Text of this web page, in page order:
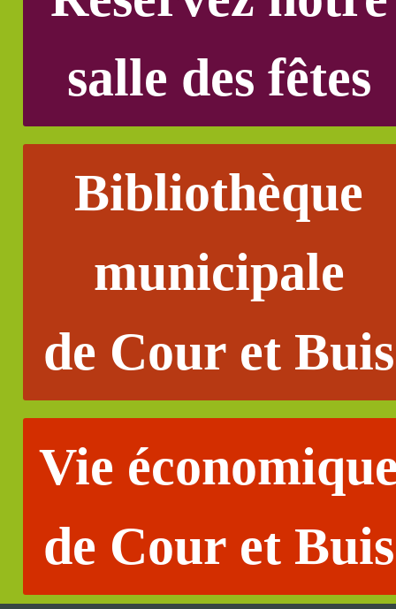
salle des fêtes
Bibliothèque
municipale
de Cour et Buis
Vie
de Cour et Buis